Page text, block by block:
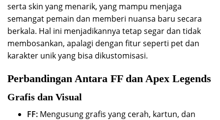
serta skin yang menarik, yang mampu menjaga
semangat pemain dan memberi nuansa baru secara
berkala. Hal ini menjadikannya tetap segar dan tidak
membosankan, apalagi dengan fitur seperti pet dan
karakter unik yang bisa dikustomisasi.
Perbandingan Antara FF dan Apex Legends
Grafis dan Visual
FF: Mengusung grafis yang cerah, kartun, dan